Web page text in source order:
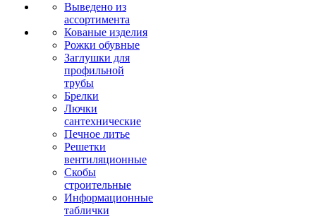
Выведено из
ассортимента
Кованые изделия
Рожки обувные
Заглушки для
профильной
трубы
Брелки
Лючки
сантехнические
Печное литье
Решетки
вентиляционные
Скобы
строительные
Информационные
таблички